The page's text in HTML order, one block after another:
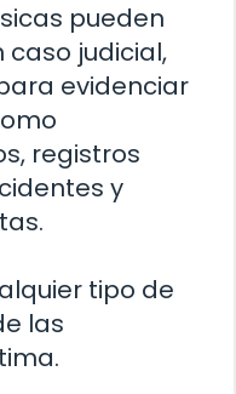
pueden
judicial,
evidenciar
registros
y
tipo de
las